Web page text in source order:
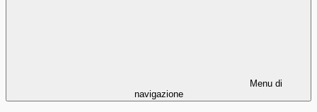
Menu di
navigazione